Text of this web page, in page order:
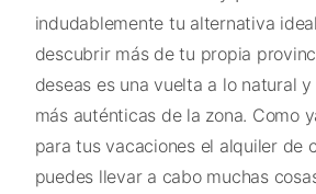
indudablemente tu alternativa
descubrir más de tu propia
deseas es una vuelta a lo natural
más auténticas de la zona. Como
para tus vacaciones el alquiler de
puedes llevar a cabo muchas